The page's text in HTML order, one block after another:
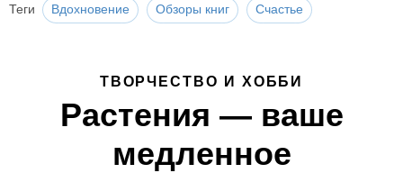
Теги Вдохновение Обзоры книг Счастье
ТВОРЧЕСТВО И ХОББИ
Растения — ваше
медленное